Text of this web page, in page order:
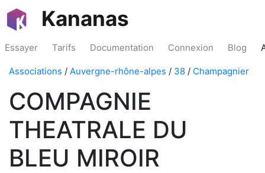
Kananas
Essayer Tarifs Documentation Connexion Blog
Associations / Auvergne-rhône-alpes / 38 / Champagnier
COMPAGNIE
THEATRALE DU
BLEU MIROIR